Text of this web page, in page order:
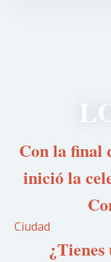
Con la final
inició la
Ciudad